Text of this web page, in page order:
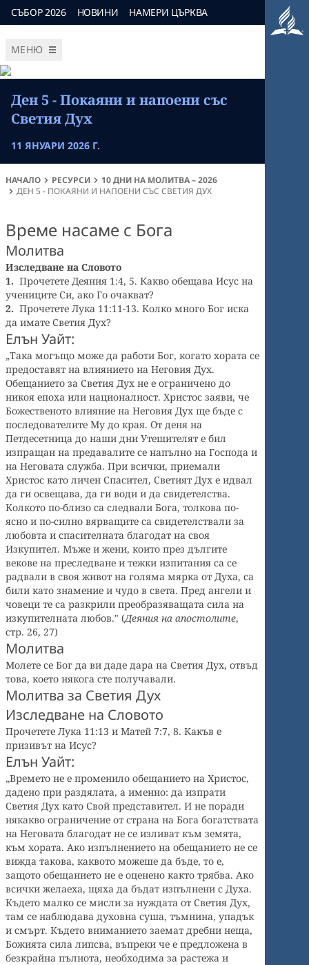
СЪБОР 2026 НОВИНИ НАМЕРИ ЦЪРКВА
МЕНЮ
Ден 5 - Покаяни и напоени със
Светия Дух
11 ЯНУАРИ 2026 Г.
НАЧАЛО РЕСУРСИ
10 ДНИ НА МОЛИТВА – 2026
ДЕН 5 - ПОКАЯНИ И НАПОЕНИ СЪС СВЕТИЯ ДУХ
Време насаме с Бога
Молитва
Изследване на Словото
1. Прочетете Деяния 1:4, 5. Какво обещава Исус на
учениците Си, ако Го очакват?
2. Прочетете Лука 11:11-13. Колко много Бог иска
да имате Светия Дух?
Елън Уайт:
„Така могъщо може да работи Бог, когато хората се
предоставят на влиянието на Неговия Дух.
Обещанието за Светия Дух не е ограничено до
никоя епоха или националност. Христос заяви, че
Божественото влияние на Неговия Дух ще бъде с
последователите Му до края. От деня на
Петдесетница до наши дни Утешителят е бил
изпращан на предавалите се напълно на Господа и
на Неговата служба. При всички, приемали
Христос като личен Спасител, Светият Дух е идвал
да ги освещава, да ги води и да свидетелства.
Колкото по-близо са следвали Бога, толкова по-
ясно и по-силно вярващите са свидетелствали за
любовта и спасителната благодат на своя
Изкупител. Мъже и жени, които през дългите
векове на преследване и тежки изпитания са се
радвали в своя живот на голяма мярка от Духа, са
били като знамение и чудо в света. Пред ангели и
човеци те са разкрили преобразяващата сила на
изкупителната любов." (Деяния на апостолите,
стр. 26, 27)
Молитва
Молете се Бог да ви даде дара на Светия Дух, отвъд
това, което някога сте получавали.
Молитва за Светия Дух
Изследване на Словото
Прочетете Лука 11:13 и Матей 7:7, 8. Какъв е
призивът на Исус?
Елън Уайт:
„Времето не е променило обещанието на Христос,
дадено при раздялата, а именно: да изпрати
Светия Дух като Свой представител. И не поради
някакво ограничение от страна на Бога богатствата
на Неговата благодат не се изливат към земята,
към хората. Ако изпълнението на обещанието не се
вижда такова, каквото можеше да бъде, то е,
защото обещанието не е оценено както трябва. Ако
всички желаеха, щяха да бъдат изпълнени с Духа.
Където малко се мисли за нуждата от Светия Дух,
там се наблюдава духовна суша, тъмнина, упадък
и смърт. Където вниманието заемат дребни неща,
Божията сила липсва, въпреки че е предложена в
безкрайна пълнота, необходима за растежа и